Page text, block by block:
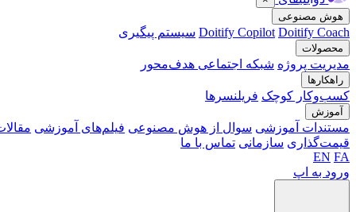
هوش مصنوعی
Doitify Copilot Doitify Coach سیستم پیگیری
محصولات
مدیریت پروژه شبکه اجتماعی هدف‌محور
راهکارها
کسب‌وکار کوچک فریلنسرها
آموزش
مستندات آموزشی سوال از هوش مصنوعی فیلم‌های آموزشی
قیمت‌گذاری سازمانی تماس با ما
EN FA
ورود به اپ